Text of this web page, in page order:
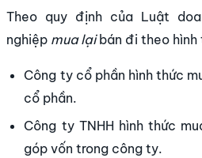
Theo quy định của Luật
nghiệp mua lạibán đi theo hình
Công ty cổ phần hình thức
cổ phần.
Công ty TNHH hình thức
góp vốn trong công ty.